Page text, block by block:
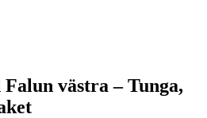
västra – Tunga,